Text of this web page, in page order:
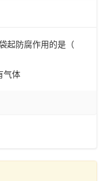
起防腐作用的是（
气体